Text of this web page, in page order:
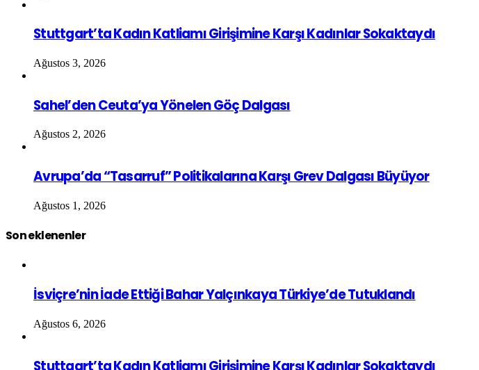
Stuttgart’ta Kadın Katliamı Girişimine Karşı Kadınlar Sokaktaydı
Ağustos 3, 2026
Sahel’den Ceuta’ya Yönelen Göç Dalgası
Ağustos 2, 2026
Avrupa’da “Tasarruf” Politikalarına Karşı Grev Dalgası Büyüyor
Ağustos 1, 2026
Son eklenenler
İsviçre’nin İade Ettiği Bahar Yalçınkaya Türkiye’de Tutuklandı
Ağustos 6, 2026
Stuttgart’ta Kadın Katliamı Girişimine Karşı Kadınlar Sokaktaydı